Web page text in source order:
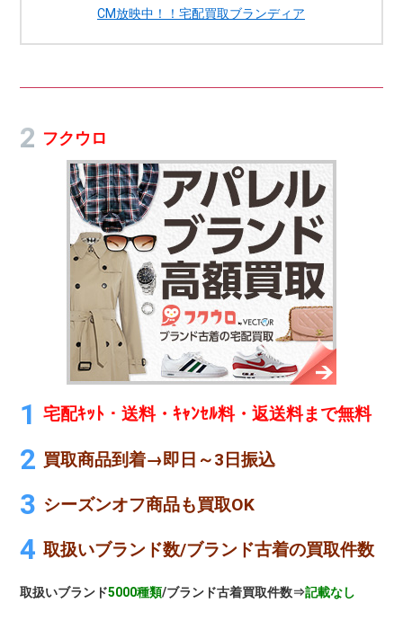
CM放映中！！宅配買取ブランディア
フクウロ
宅配ｷｯﾄ・送料・ｷｬﾝｾﾙ料・返送料まで無料
買取商品到着→即日～3日振込
シーズンオフ商品も買取OK
取扱いブランド数/ブランド古着の買取件数
取扱いブランド5000種類/ブランド古着買取件数⇒記載なし